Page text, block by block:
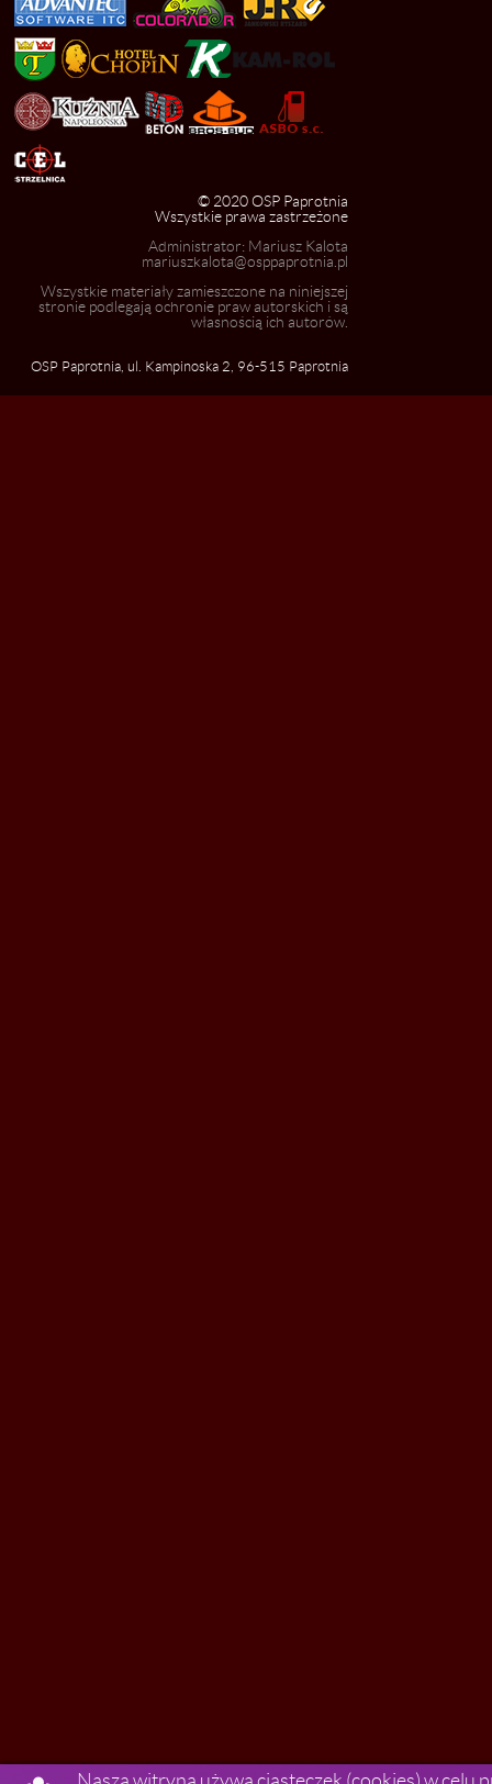
© 2020 OSP Paprotnia
Wszystkie prawa zastrzeżone
Administrator: Mariusz Kalota
mariuszkalota@osppaprotnia.pl
Wszystkie materiały zamieszczone na niniejszej
stronie podlegają ochronie praw autorskich i są
własnością ich autorów.
OSP Paprotnia, ul. Kampinoska 2, 96-515 Paprotnia